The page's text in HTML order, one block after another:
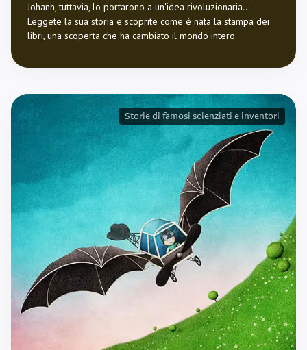
Johann, tuttavia, lo portarono a un'idea rivoluzionaria...
Leggete la sua storia e scoprite come è nata la stampa dei
libri, una scoperta che ha cambiato il mondo intero.
Storie di famosi scienziati e inventori